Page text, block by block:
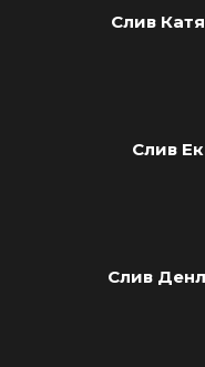
Слив
Слив
Слив